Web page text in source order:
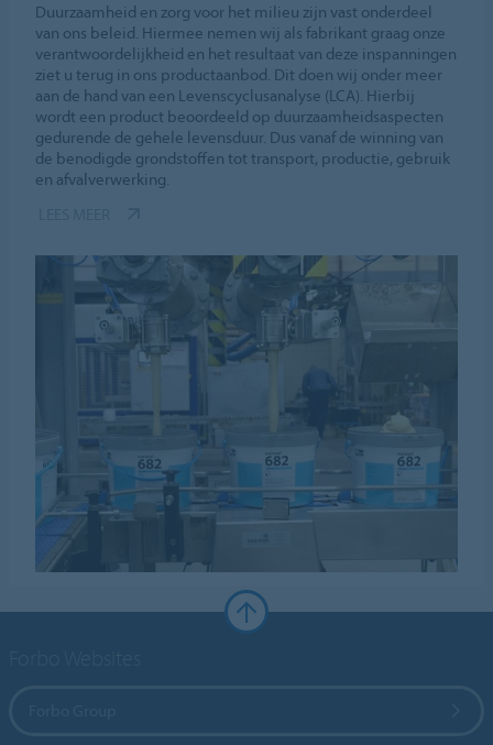
Duurzaamheid en zorg voor het milieu zijn vast onderdeel
van ons beleid. Hiermee nemen wij als fabrikant graag onze
verantwoordelijkheid en het resultaat van deze inspanningen
ziet u terug in ons productaanbod. Dit doen wij onder meer
aan de hand van een Levenscyclusanalyse (LCA). Hierbij
wordt een product beoordeeld op duurzaamheidsaspecten
gedurende de gehele levensduur. Dus vanaf de winning van
de benodigde grondstoffen tot transport, productie, gebruik
en afvalverwerking.